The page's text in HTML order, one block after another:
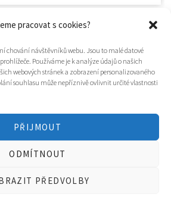
pracovat s cookies?
chování návštěvníků webu. Jsou to malé datové
Používáme je k analýze údajů o našich
webových stránek a zobrazení personalizovaného
souhlasu může nepříznivě ovlivnit určité vlastnosti
PŘIJMOUT
ODMÍTNOUT
PŘEDVOLBY
WOOP.design/